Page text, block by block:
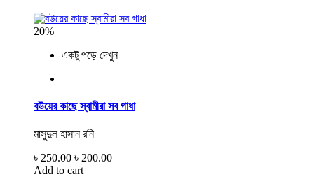
20%
একটু পড়ে দেখুন
বউয়ের কাছে স্বামীরা সব গাধা
মাসুদুল হাসান রনি
৳ 250.00 ৳ 200.00
Add to cart